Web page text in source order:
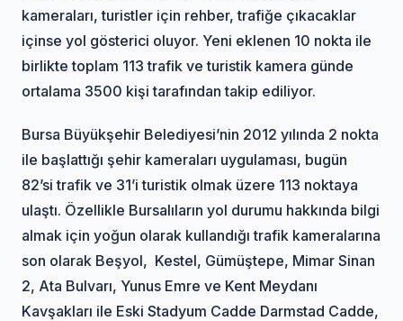
kameraları, turistler için rehber, trafiğe çıkacaklar
içinse yol gösterici oluyor. Yeni eklenen 10 nokta ile
birlikte toplam 113 trafik ve turistik kamera günde
ortalama 3500 kişi tarafından takip ediliyor.
Bursa Büyükşehir Belediyesi’nin 2012 yılında 2 nokta
ile başlattığı şehir kameraları uygulaması, bugün
82’si trafik ve 31’i turistik olmak üzere 113 noktaya
ulaştı. Özellikle Bursalıların yol durumu hakkında bilgi
almak için yoğun olarak kullandığı trafik kameralarına
son olarak Beşyol, Kestel, Gümüştepe, Mimar Sinan
2, Ata Bulvarı, Yunus Emre ve Kent Meydanı
Kavşakları ile Eski Stadyum Cadde Darmstad Cadde,